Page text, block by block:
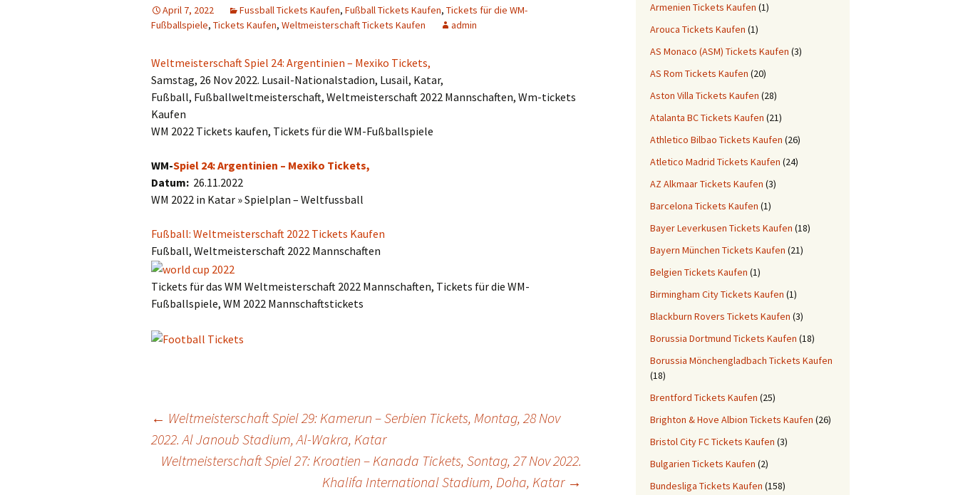
April 7, 2022 Fussball Tickets Kaufen, Fußball Tickets Kaufen, Tickets für die WM-
Fußballspiele, Tickets Kaufen, Weltmeisterschaft Tickets Kaufen admin
Weltmeisterschaft Spiel 24: Argentinien – Mexiko Tickets,
Samstag, 26 Nov 2022. Lusail-Nationalstadion, Lusail, Katar,
Fußball, Fußballweltmeisterschaft, Weltmeisterschaft 2022 Mannschaften, Wm-tickets
Kaufen
WM 2022 Tickets kaufen, Tickets für die WM-Fußballspiele
WM-Spiel 24: Argentinien – Mexiko Tickets,
Datum: 26.11.2022
WM 2022 in Katar » Spielplan – Weltfussball
Fußball: Weltmeisterschaft 2022 Tickets Kaufen
Fußball, Weltmeisterschaft 2022 Mannschaften
Tickets für das WM Weltmeisterschaft 2022 Mannschaften, Tickets für die WM-
Fußballspiele, WM 2022 Mannschaftstickets
navigation
← Weltmeisterschaft Spiel 29: Kamerun – Serbien Tickets, Montag, 28 Nov
2022. Al Janoub Stadium, Al-Wakra, Katar
Weltmeisterschaft Spiel 27: Kroatien – Kanada Tickets, Sontag, 27 Nov 2022.
Khalifa International Stadium, Doha, Katar →
Armenien Tickets Kaufen (1)
Arouca Tickets Kaufen (1)
AS Monaco (ASM) Tickets Kaufen (3)
AS Rom Tickets Kaufen (20)
Aston Villa Tickets Kaufen (28)
Atalanta BC Tickets Kaufen (21)
Athletico Bilbao Tickets Kaufen (26)
Atletico Madrid Tickets Kaufen (24)
AZ Alkmaar Tickets Kaufen (3)
Barcelona Tickets Kaufen (1)
Bayer Leverkusen Tickets Kaufen (18)
Bayern München Tickets Kaufen (21)
Belgien Tickets Kaufen (1)
Birmingham City Tickets Kaufen (1)
Blackburn Rovers Tickets Kaufen (3)
Borussia Dortmund Tickets Kaufen (18)
Borussia Mönchengladbach Tickets Kaufen
(18)
Brentford Tickets Kaufen (25)
Brighton & Hove Albion Tickets Kaufen (26)
Bristol City FC Tickets Kaufen (3)
Bulgarien Tickets Kaufen (2)
Bundesliga Tickets Kaufen (158)